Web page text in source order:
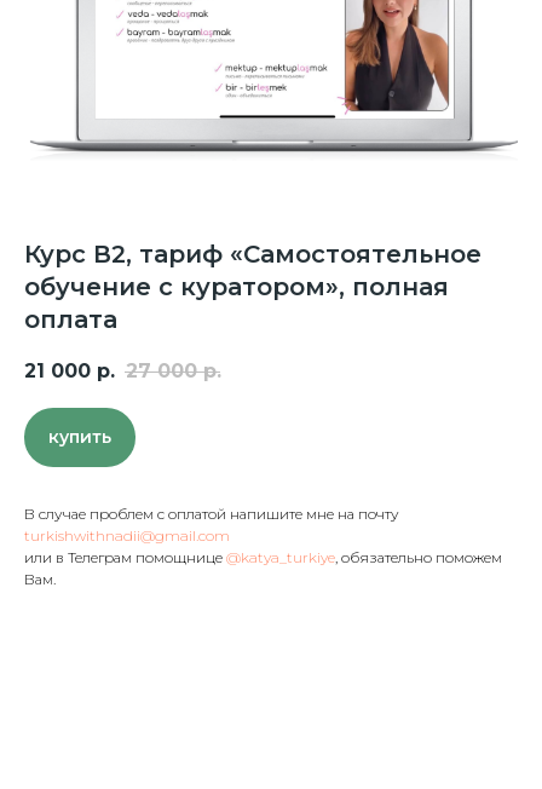
Курс В2, тариф «Самостоятельное
обучение с куратором», полная
оплата
21 000 р. 27 000 р.
купить
В случае проблем с оплатой напишите мне на почту
turkishwithnadii@gmail.com
или в Телеграм помощнице @katya_turkiye, обязательно поможем
Вам.